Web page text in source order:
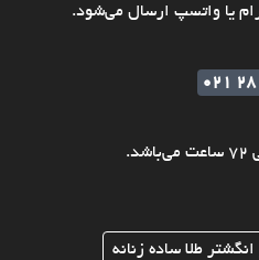
یا واتسپ ارسال می‌شود.
021
طلا ساده زنانه